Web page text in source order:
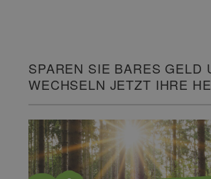
SPAREN SIE BARES GELD
WECHSELN JETZT IHRE